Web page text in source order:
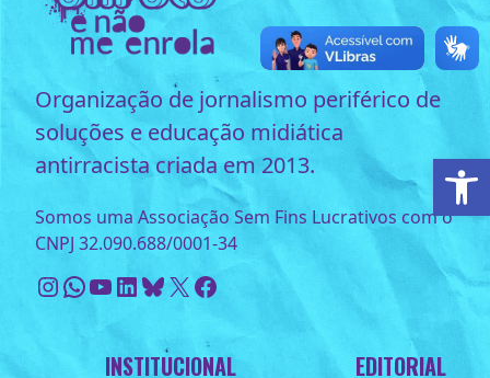
Organização de jornalismo periférico de
soluções e educação midiática
antirracista criada em 2013.
Somos uma Associação Sem Fins Lucrativos com o
CNPJ 32.090.688/0001-34
Instagram
WhatsApp
Youtube
LinkedIn
Bluesky
X Facebook
INSTITUCIONAL EDITORIAL